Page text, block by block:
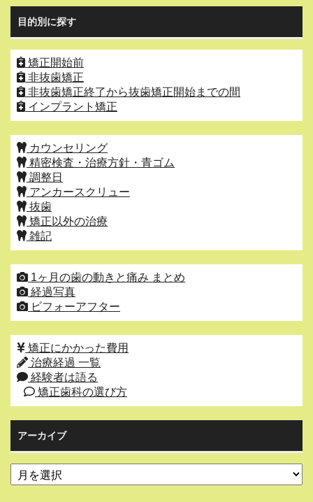
目的別に探す
矯正開始前
非抜歯矯正
非抜歯矯正終了から抜歯矯正開始までの間
インプラント矯正
カウンセリング
精密検査・治療方針・青ゴム
調整日
アンカースクリュー
抜歯
矯正以外の治療
雑記
1ヶ月の歯の動きと痛み まとめ
経過写真
ビフォーアフター
矯正にかかった費用
治療経過 一覧
経験者は語る
矯正歯科の選び方
アーカイブ
ア
ー